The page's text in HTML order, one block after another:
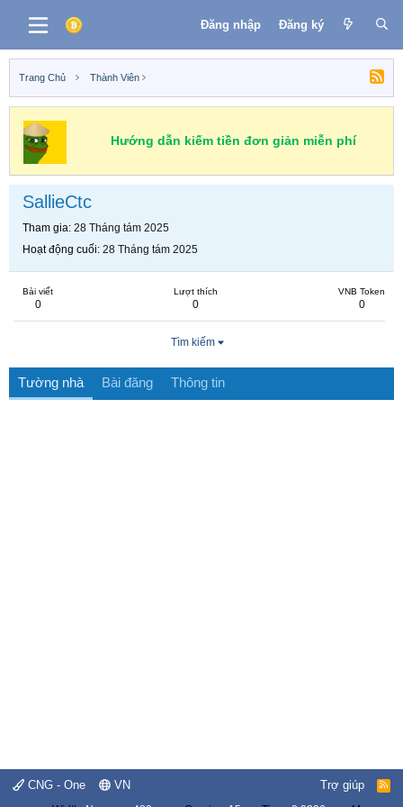
Đăng nhập Đăng ký
Trang Chủ Thành Viên
Hướng dẫn kiếm tiền đơn giản miễn phí
SallieCtc
Tham gia 28 Tháng tám 2025
Hoạt động cuối 28 Tháng tám 2025
Bài viết
0
Lượt thích
0
VNB Token
0
Tìm kiếm
Tường nhà Bài đăng Thông tin
CNG - One VN Trợ giúp
R